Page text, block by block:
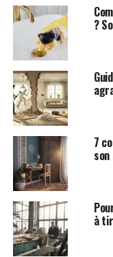
6. L’Art
7. La
8.
?
7
son
à